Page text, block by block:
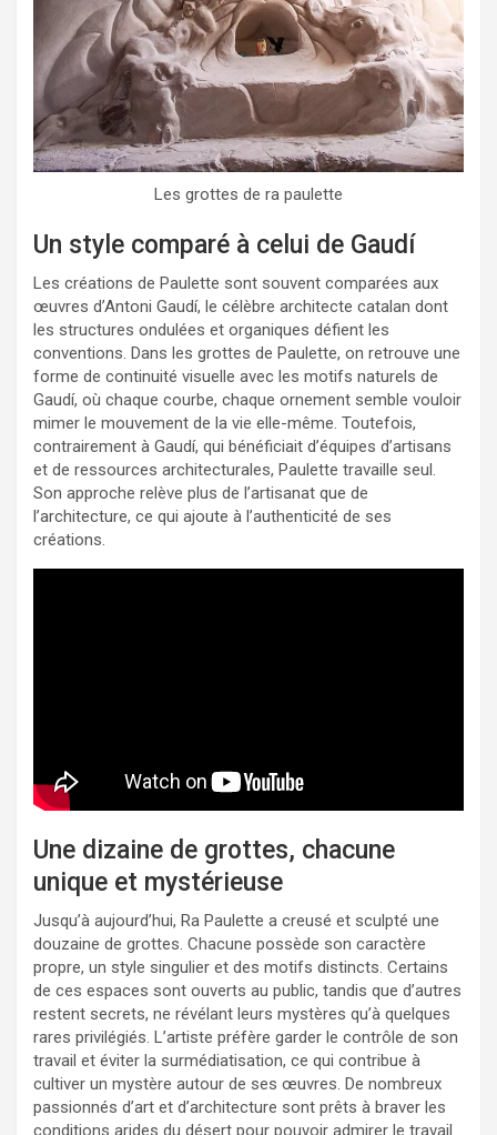
Les grottes de ra paulette
Un style comparé à celui de Gaudí
Les créations de Paulette sont souvent comparées aux
œuvres d’Antoni Gaudí, le célèbre architecte catalan dont
les structures ondulées et organiques défient les
conventions. Dans les grottes de Paulette, on retrouve une
forme de continuité visuelle avec les motifs naturels de
Gaudí, où chaque courbe, chaque ornement semble vouloir
mimer le mouvement de la vie elle-même. Toutefois,
contrairement à Gaudí, qui bénéficiait d’équipes d’artisans
et de ressources architecturales, Paulette travaille seul.
Son approche relève plus de l’artisanat que de
l’architecture, ce qui ajoute à l’authenticité de ses
créations.
Une dizaine de grottes, chacune
unique et mystérieuse
Jusqu’à aujourd’hui, Ra Paulette a creusé et sculpté une
douzaine de grottes. Chacune possède son caractère
propre, un style singulier et des motifs distincts. Certains
de ces espaces sont ouverts au public, tandis que d’autres
restent secrets, ne révélant leurs mystères qu’à quelques
rares privilégiés. L’artiste préfère garder le contrôle de son
travail et éviter la surmédiatisation, ce qui contribue à
cultiver un mystère autour de ses œuvres. De nombreux
passionnés d’art et d’architecture sont prêts à braver les
conditions arides du désert pour pouvoir admirer le travail